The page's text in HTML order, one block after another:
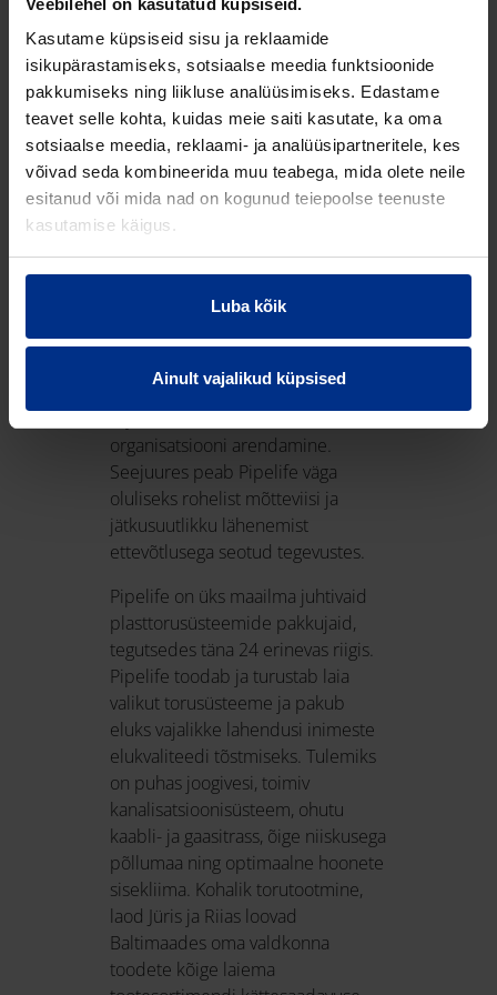
Kasutame küpsiseid sisu ja reklaamide
isikupärastamiseks, sotsiaalse meedia funktsioonide
pakkumiseks ning liikluse analüüsimiseks. Edastame
teavet selle kohta, kuidas meie saiti kasutate, ka oma
sotsiaalse meedia, reklaami- ja analüüsipartneritele, kes
võivad seda kombineerida muu teabega, mida olete neile
esitanud või mida nad on kogunud teiepoolse teenuste
kasutamise käigus.
Luba kõik
Ainult vajalikud küpsised
jõudu ja tarkust ettevõtte edasisel
ehitamisel.”
Alar Anga: ”Mul on hea meel Antilt
üle võtta parim meeskond ja hästi
toimiv organisatsioon koos värskelt
moderniseeritud ning
automatiseeritud tehasega. Pipelife
juhtimine on põnev väljakutse
viimaks ellu Wienerbergeri
Alar võtab endale täieliku vastutuse
Pipelife edasise arengu eest Eestis,
turul on küll tugev kuid tähelepanu
vajavad nii tootevaliku kui ka
organisatsiooni arendamine.
Seejuures peab Pipelife väga
oluliseks rohelist mõtteviisi ja
jätkusuutlikku lähenemist
ettevõtlusega seotud tegevustes.
Pipelife on üks maailma juhtivaid
plasttorusüsteemide pakkujaid,
tegutsedes täna 24 erinevas riigis.
Pipelife toodab ja turustab laia
valikut torusüsteeme ja pakub
eluks vajalikke lahendusi inimeste
elukvaliteedi tõstmiseks. Tulemiks
on puhas joogivesi, toimiv
kanalisatsioonisüsteem, ohutu
kaabli- ja gaasitrass, õige niiskusega
põllumaa ning optimaalne hoonete
sisekliima. Kohalik torutootmine,
laod Jüris ja Riias loovad
Baltimaades oma valdkonna
toodete kõige laiema